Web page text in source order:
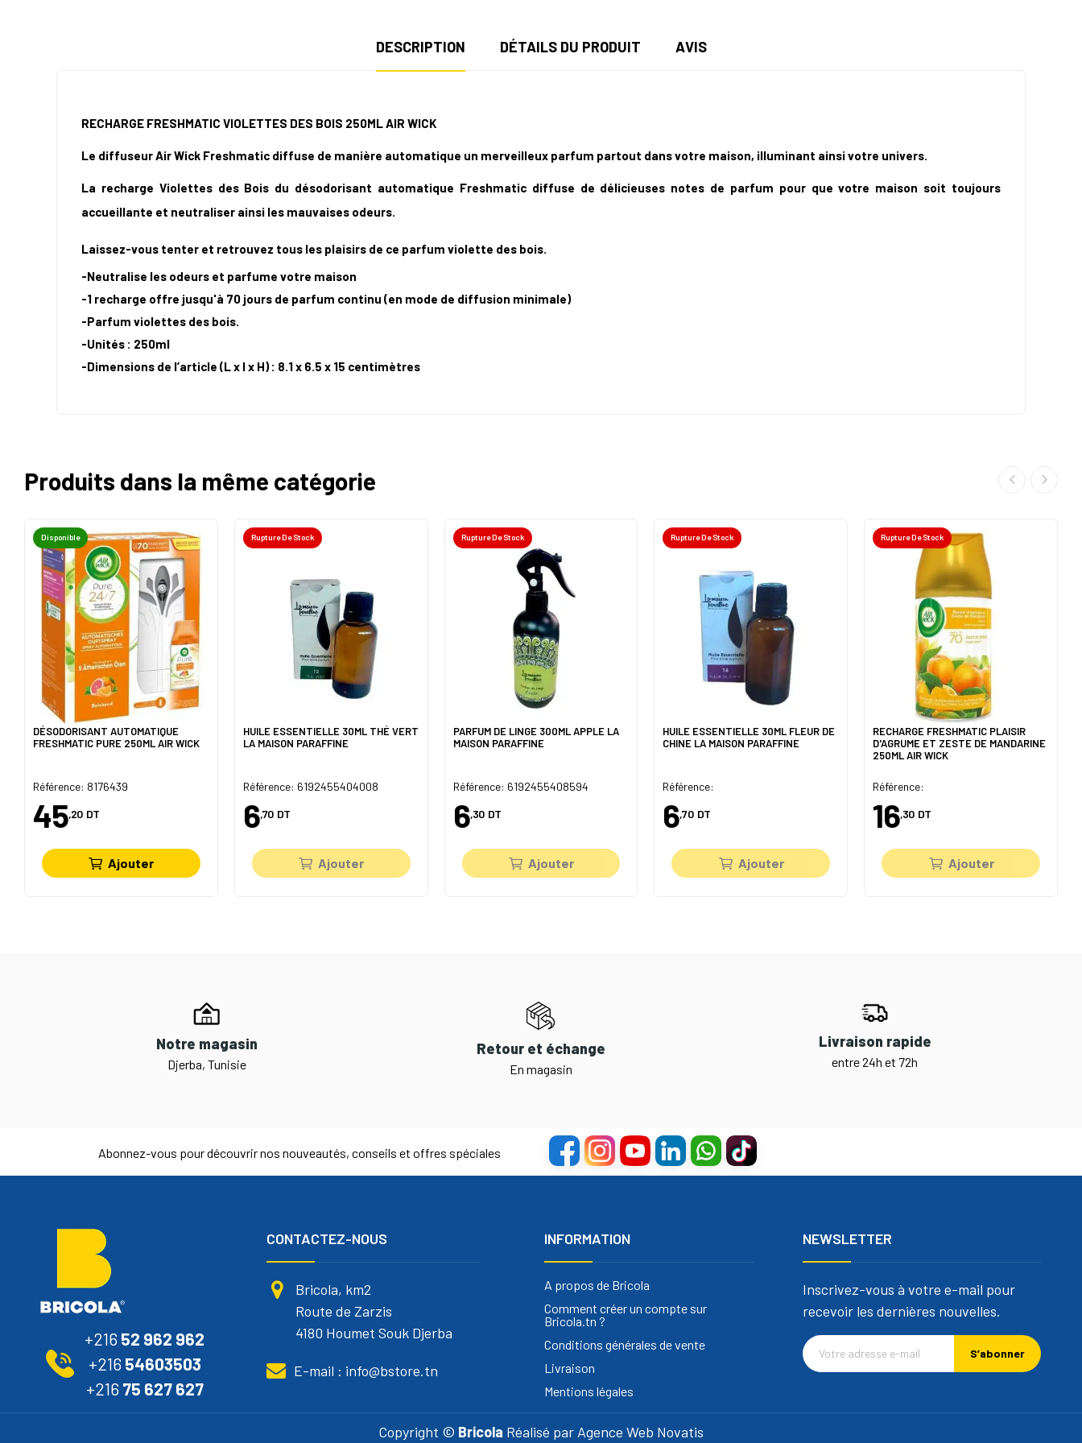
DESCRIPTION DÉTAILS DU PRODUIT AVIS
RECHARGE FRESHMATIC VIOLETTES DES BOIS 250ML AIR WICK
Le diffuseur Air Wick Freshmatic diffuse de manière automatique un merveilleux parfum partout dans votre maison, illuminant ainsi votre univers.
La recharge Violettes des Bois du désodorisant automatique Freshmatic diffuse de délicieuses notes de parfum pour que votre maison soit toujours
accueillante et neutraliser ainsi les mauvaises odeurs.
Laissez-vous tenter et retrouvez tous les plaisirs de ce parfum violette des bois.
-Neutralise les odeurs et parfume votre maison
-1 recharge offre jusqu'à 70 jours de parfum continu (en mode de diffusion minimale)
-Parfum violettes des bois.
-Unités : 250ml
-Dimensions de l’article (L x l x H) : 8.1 x 6.5 x 15 centimètres
Produits dans la même catégorie
Disponible
DÉSODORISANT AUTOMATIQUE
FRESHMATIC PURE 250ML AIR WICK
Référence: 8176439
45,20 DT
Ajouter
Rupture De Stock
HUILE ESSENTIELLE 30ML THÉ VERT
LA MAISON PARAFFINE
Référence: 6192455404008
6,70 DT
Ajouter
Rupture De Stock
PARFUM DE LINGE 300ML APPLE LA
MAISON PARAFFINE
Référence: 6192455408594
6,30 DT
Ajouter
Rupture De Stock
HUILE ESSENTIELLE 30ML FLEUR DE
CHINE LA MAISON PARAFFINE
Référence:
6,70 DT
Ajouter
Rupture De Stock
RECHARGE FRESHMATIC PLAISIR
D'AGRUME ET ZESTE DE MANDARINE
250ML AIR WICK
Référence:
16,30 DT
Ajouter
Notre magasin
Djerba, Tunisie
Retour et échange
En magasin
Livraison rapide
entre 24h et 72h
Abonnez-vous pour découvrir nos nouveautés, conseils et offres spéciales
+216 52 962 962
+216 54603503
+216 75 627 627
CONTACTEZ-NOUS
Bricola, km2
Route de Zarzis
4180 Houmet Souk Djerba
E-mail : info@bstore.tn
INFORMATION
A propos de Bricola
Comment créer un compte sur
Bricola.tn ?
Conditions générales de vente
Livraison
Mentions légales
NEWSLETTER
Inscrivez-vous à votre e-mail pour
recevoir les dernières nouvelles.
S’abonner
Copyright © Bricola Réalisé par Agence Web Novatis